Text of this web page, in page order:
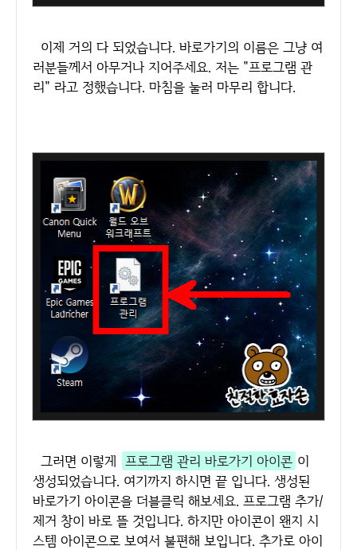
이제 거의 다 되었습니다. 바로가기의 이름은 그냥 여
러분들께서 아무거나 지어주세요. 저는 "프로그램 관
리" 라고 정했습니다. 마침을 눌러 마무리 합니다.
그러면 이렇게 프로그램 관리 바로가기 아이콘 이
생성되었습니다. 여기까지 하시면 끝 입니다. 생성된
바로가기 아이콘을 더블클릭 해보세요. 프로그램 추가/
제거 창이 바로 뜰 것입니다. 하지만 아이콘이 왠지 시
스템 아이콘으로 보여서 불편해 보입니다. 추가로 아이